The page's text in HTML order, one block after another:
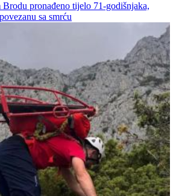
pronađeno tijelo 71-godišnjaka,
sa smrću